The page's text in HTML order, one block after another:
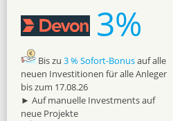
3%
Bis zu 3 % Sofort-Bonusauf alle
neuen Investitionen für alle Anleger
bis zum 17.08.26
► Auf manuelle Investments auf
neue Projekte